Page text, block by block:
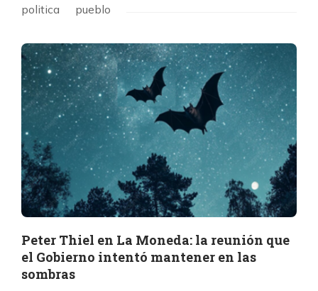
politica pueblo
Peter Thiel en La Moneda: la reunión que
el Gobierno intentó mantener en las
sombras